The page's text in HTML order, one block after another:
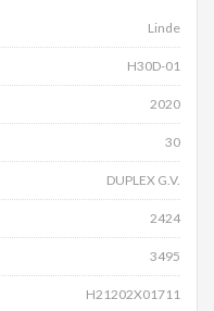
Linde
H30D-01
2020
30
DUPLEX G.V.
2424
3495
H21202X01711